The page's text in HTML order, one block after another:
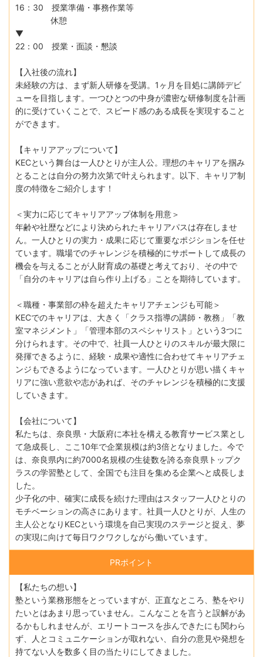
16：30 授業準備・事務作業等
休憩
▼
22：00 授業・面談・懇談
【入社後の流れ】
未経験の方は、まず新人研修を受講。1ヶ月を目処に講師デビ
ューを目指します。一つひとつの中身が濃密な研修制度を計画
的に受けていくことで、スピード感のある成長を実現すること
ができます。
【キャリアアップについて】
KECという舞台は⼀⼈ひとりが主⼈公。理想のキャリアを掴み
とることは⾃分の努⼒次第で叶えられます。以下、キャリア制
度の特徴をご紹介します！
＜実⼒に応じてキャリアアップ体制を⽤意＞
年齢や社歴などにより決められたキャリアパスは存在しませ
ん。⼀⼈ひとりの実⼒・成果に応じて重要なポジションを任せ
ています。職場でのチャレンジを積極的にサポートして成⻑の
機会を与えることが⼈財育成の基礎と考えており、その中で
「⾃分のキャリアは⾃ら作り上げる」ことを期待しています。
＜職種・事業部の枠を超えたキャリアチェンジも可能＞
KECでのキャリアは、⼤きく「クラス指導の講師・教務」「教
室マネジメント」「管理本部のスペシャリスト」という3つに
分けられます。その中で、社員⼀⼈ひとりのスキルが最⼤限に
発揮できるように、経験・成果や適性に合わせてキャリアチェ
ンジもできるようになっています。⼀⼈ひとりが思い描くキャ
リアに強い意欲や志があれば、そのチャレンジを積極的に⽀援
していきます。
【会社について】
私たちは、奈良県・⼤阪府に本社を構える教育サービス業とし
て急成⻑し、ここ10年で企業規模は約3倍となりました。今で
は、奈良県内に約7000名規模の⽣徒数を誇る奈良県トップク
ラスの学習塾として、全国でも注⽬を集める企業へと成⻑しま
した。
少⼦化の中、確実に成⻑を続けた理由はスタッフ⼀⼈ひとりの
モチベーションの⾼さにあります。社員⼀⼈ひとりが、⼈⽣の
主⼈公となりKECという環境を⾃⼰実現のステージと捉え、夢
の実現に向けて毎⽇ワクワクしながら働いています。
PRポイント
【私たちの想い】
塾という業務形態をとっていますが、正直なところ、塾をやり
たいとはあまり思っていません。こんなことを言うと誤解があ
るかもしれませんが、エリートコースを歩んできたにも関わら
ず、人とコミュニケーションが取れない、自分の意見や発想を
持てない人を数多く目の当たりにしてきました。